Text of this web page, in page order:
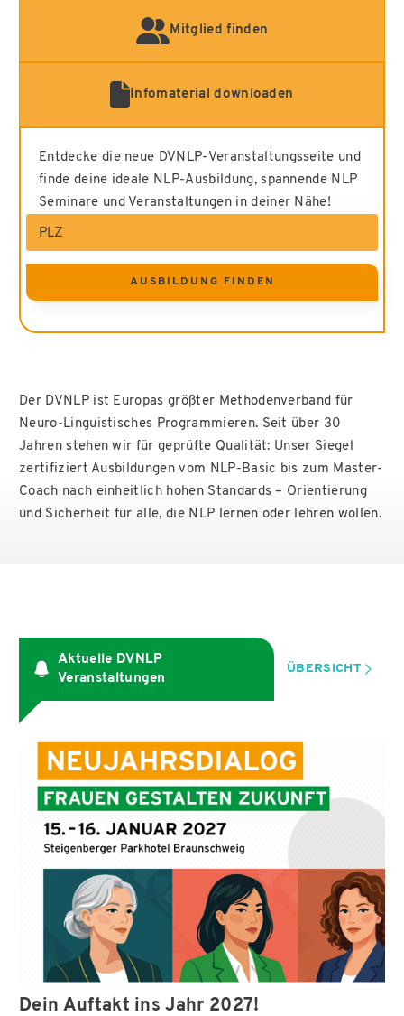
Mitglied finden
Infomaterial downloaden
Entdecke die neue DVNLP-Veranstaltungsseite und
finde deine ideale NLP-Ausbildung, spannende NLP
Seminare und Veranstaltungen in deiner Nähe!
AUSBILDUNG FINDEN
Der DVNLP ist Europas größter Methodenverband für
Neuro-Linguistisches Programmieren. Seit über 30
Jahren stehen wir für geprüfte Qualität: Unser Siegel
zertifiziert Ausbildungen vom NLP-Basic bis zum Master-
Coach nach einheitlich hohen Standards – Orientierung
und Sicherheit für alle, die NLP lernen oder lehren wollen.
Aktuelle DVNLP
Veranstaltungen
ÜBERSICHT
Dein Auftakt ins Jahr 2027!
Fachgruppen
FAQ